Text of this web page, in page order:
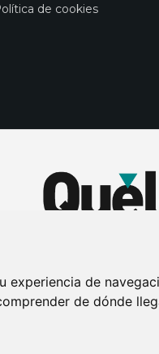
de
de dónde
de cookies
PUBLICIDAD EN LA